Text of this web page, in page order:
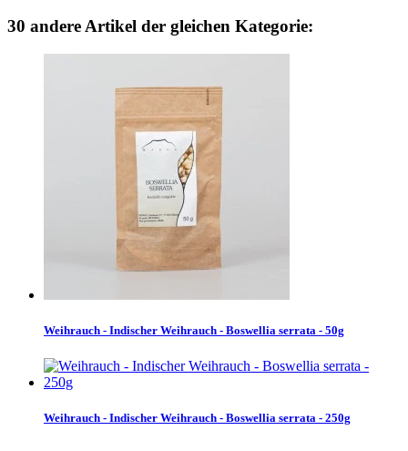
30 andere Artikel der gleichen Kategorie:
Weihrauch - Indischer Weihrauch - Boswellia serrata - 50g
Weihrauch - Indischer Weihrauch - Boswellia serrata - 250g